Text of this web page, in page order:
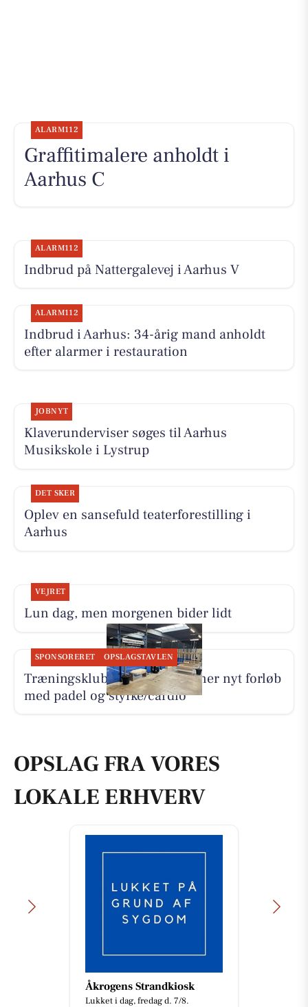
ALARM112
Graffitimalere anholdt i
Aarhus C
ALARM112
Indbrud på Nattergalevej i Aarhus V
ALARM112
Indbrud i Aarhus: 34-årig mand anholdt
efter alarmer i restauration
JOBNYT
Klaverunderviser søges til Aarhus
Musikskole i Lystrup
DET SKER
Oplev en sansefuld teaterforestilling i
Aarhus
VEJRET
Lun dag, men morgenen bider lidt
SPONSORERET OPSLAGSTAVLEN
Træningsklubben By Lind åbner nyt forløb
med padel og styrke/cardio
OPSLAG FRA VORES
LOKALE ERHVERV
Åkrogens Strandkiosk
Lukket i dag, fredag d. 7/8.